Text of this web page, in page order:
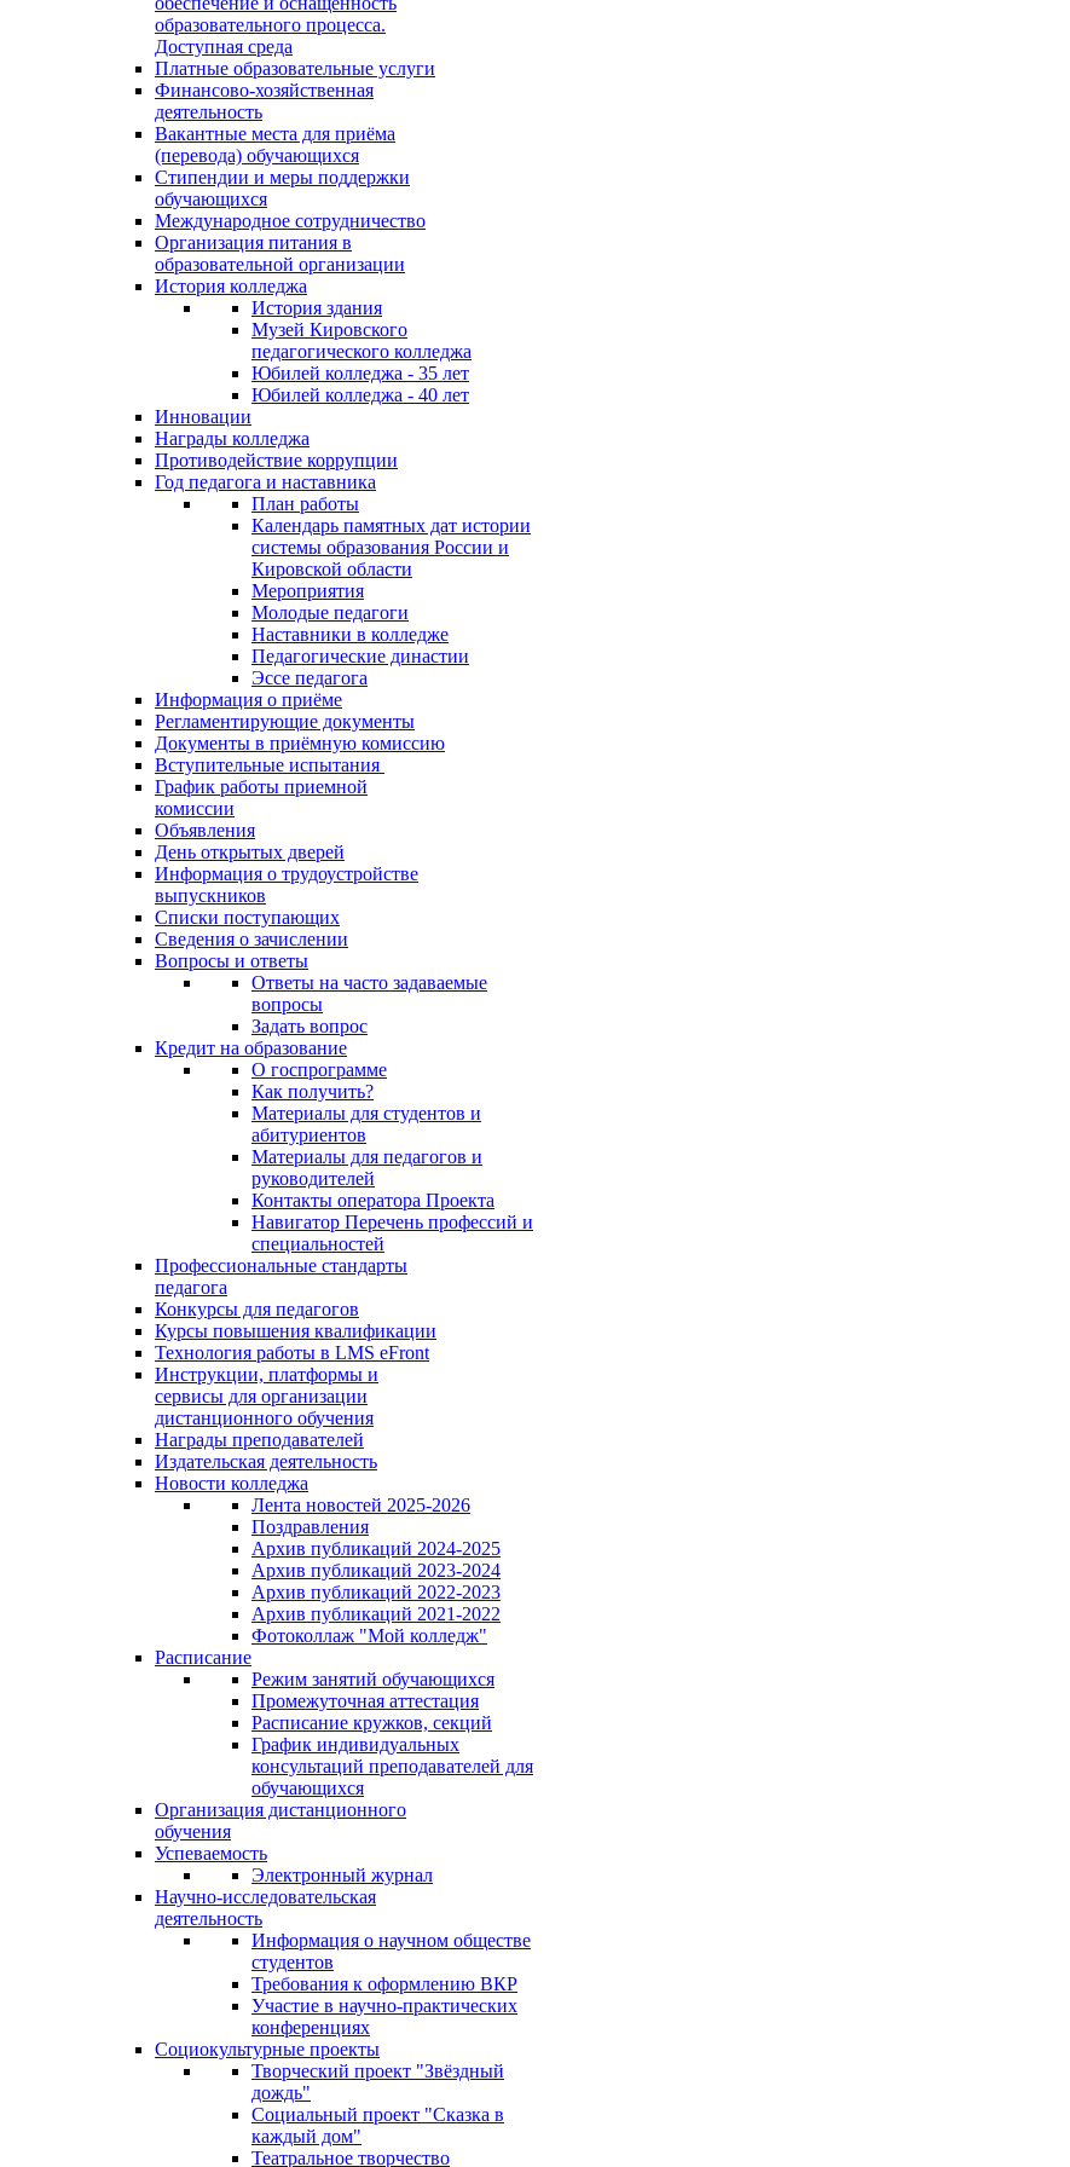
образовательного процесса.
Доступная среда
Платные образовательные услуги
Финансово-хозяйственная
деятельность
Вакантные места для приёма
(перевода) обучающихся
Стипендии и меры поддержки
обучающихся
Международное сотрудничество
Организация питания в
образовательной организации
История колледжа
История здания
Музей Кировского
педагогического колледжа
Юбилей колледжа - 35 лет
Юбилей колледжа - 40 лет
Инновации
Награды колледжа
Противодействие коррупции
Год педагога и наставника
План работы
Календарь памятных дат истории
системы образования России и
Кировской области
Мероприятия
Молодые педагоги
Наставники в колледже
Педагогические династии
Эссе педагога
Информация о приёме
Регламентирующие документы
Документы в приёмную комиссию
Вступительные испытания
График работы приемной
комиссии
Объявления
День открытых дверей
Информация о трудоустройстве
выпускников
Списки поступающих
Сведения о зачислении
Вопросы и ответы
Ответы на часто задаваемые
вопросы
Задать вопрос
Кредит на образование
О госпрограмме
Как получить?
Материалы для студентов и
абитуриентов
Материалы для педагогов и
руководителей
Контакты оператора Проекта
Навигатор Перечень профессий и
специальностей
Профессиональные стандарты
педагога
Конкурсы для педагогов
Курсы повышения квалификации
Технология работы в LMS eFront
Инструкции, платформы и
сервисы для организации
дистанционного обучения
Награды преподавателей
Издательская деятельность
Новости колледжа
Лента новостей 2025-2026
Поздравления
Архив публикаций 2024-2025
Архив публикаций 2023-2024
Архив публикаций 2022-2023
Архив публикаций 2021-2022
Фотоколлаж "Мой колледж"
Расписание
Режим занятий обучающихся
Промежуточная аттестация
Расписание кружков, секций
График индивидуальных
консультаций преподавателей для
обучающихся
Организация дистанционного
обучения
Успеваемость
Электронный журнал
Научно-исследовательская
деятельность
Информация о научном обществе
студентов
Требования к оформлению ВКР
Участие в научно-практических
конференциях
Социокультурные проекты
Творческий проект "Звёздный
дождь"
Социальный проект "Сказка в
каждый дом"
Театральное творчество